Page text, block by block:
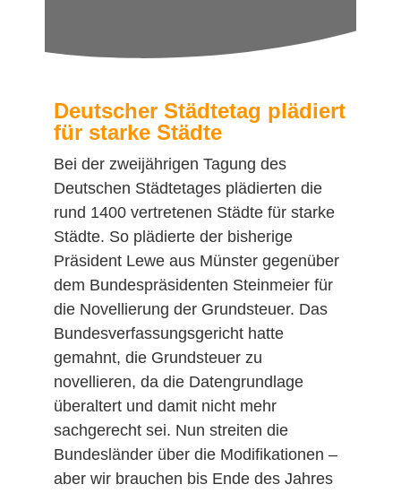
Deutscher Städtetag plädiert
für starke Städte
Bei der zweijährigen Tagung des
Deutschen Städtetages plädierten die
rund 1400 vertretenen Städte für starke
Städte. So plädierte der bisherige
Präsident Lewe aus Münster gegenüber
dem Bundespräsidenten Steinmeier für
die Novellierung der Grundsteuer. Das
Bundesverfassungsgericht hatte
gemahnt, die Grundsteuer zu
novellieren, da die Datengrundlage
überaltert und damit nicht mehr
sachgerecht sei. Nun streiten die
Bundesländer über die Modifikationen –
aber wir brauchen bis Ende des Jahres